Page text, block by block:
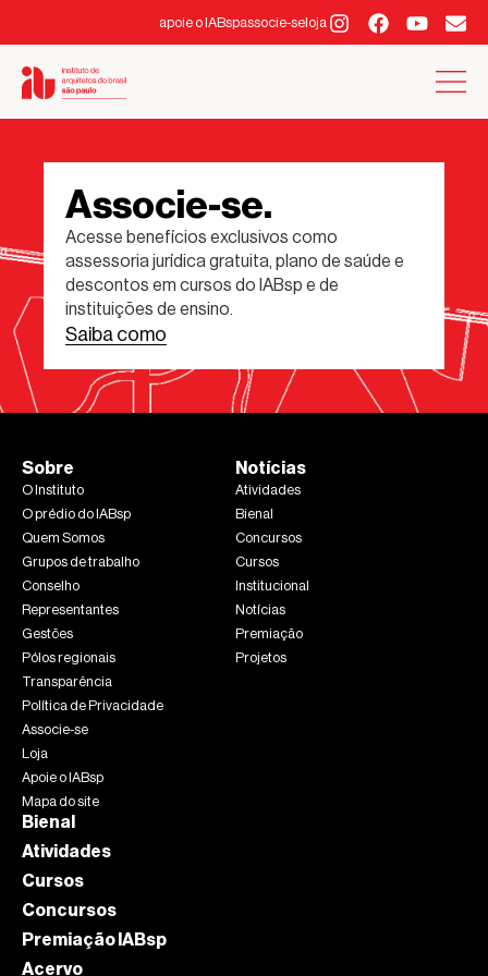
apoie o IABspassocie-seloja
Associe-se.
Acesse benefícios exclusivos como
assessoria jurídica gratuita, plano de saúde e
descontos em cursos do IABsp e de
instituições de ensino.
Saiba como
Sobre
O Instituto
O prédio do IABsp
Quem Somos
Grupos de trabalho
Conselho
Representantes
Gestões
Pólos regionais
Transparência
Política de Privacidade
Associe-se
Loja
Apoie o IABsp
Mapa do site
Notícias
Atividades
Bienal
Concursos
Cursos
Institucional
Notícias
Premiação
Projetos
Bienal
Atividades
Cursos
Concursos
Premiação IABsp
Acervo